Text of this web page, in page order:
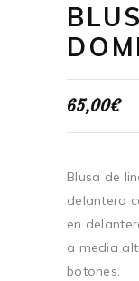
65,00€
Blusa de
delantero
en
a media
botones.